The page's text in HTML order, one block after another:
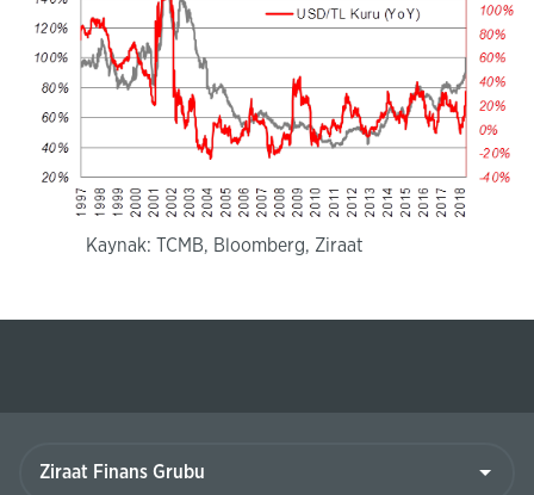
Kaynak: TCMB, Bloomberg, Ziraat
Grubu